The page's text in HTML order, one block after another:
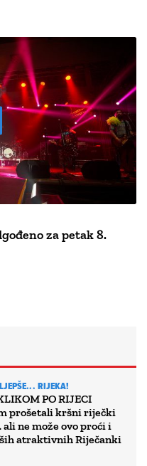
za petak 8.
RIJEKA!
PO RIJECI
prošetali kršni riječki
ne može ovo proći i
atraktivnih Riječanki